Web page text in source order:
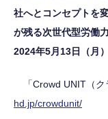
社へとコンセプトを
が残る次世代型労働
2024年5月13日（月
「Crowd UNIT（ク
hd.jp/crowdunit/